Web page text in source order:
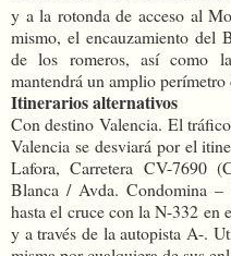
y a la rotonda de acceso al
mismo, el encauzamiento del
de los romeros, así como
mantendrá un amplio perímetro
Itinerarios alternativos
Con destino Valencia. El
Valencia se desviará por el
Lafora, Carretera CV-7690
Blanca / Avda. Condomina
hasta el cruce con la N-332
y a través de la autopista A-.